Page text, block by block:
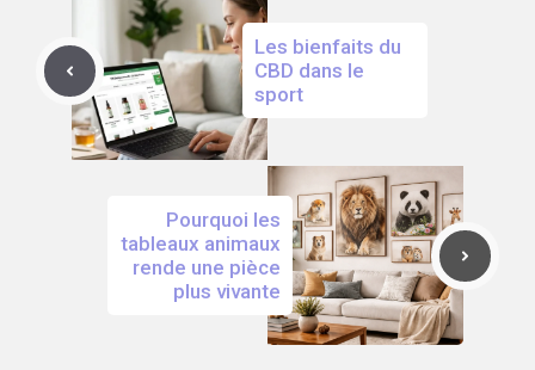
Les bienfaits du
CBD dans le
sport
Pourquoi les
tableaux animaux
rende une pièce
plus vivante